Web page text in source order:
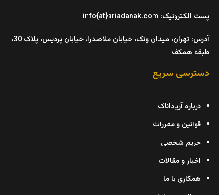
پست الکترونیک: info{at}ariadanak.com
آدرس:
تهران، میدان ونک، خیابان ملاصدرا، خیابان پردیس، پلاک 30،
طبقه همکف
دسترسی سریع
درباره آریاداناک
قوانین و مقررات
حریم شخصی
اخبار و مقالات
همکاری با ما